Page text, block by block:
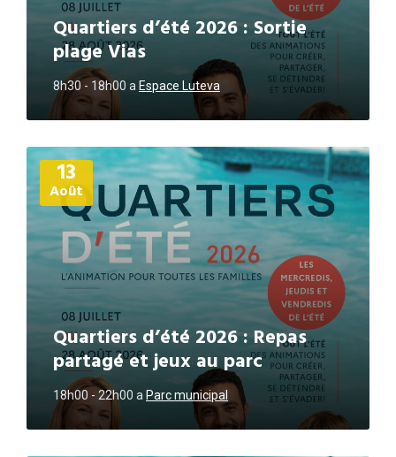
Quartiers d’été 2026 : Sortie
plage Vias
8h30 - 18h00 a Espace Luteva
13
Août
Quartiers d’été 2026 : Repas
partagé et jeux au parc
18h00 - 22h00 a Parc municipal
Plus
d'informations